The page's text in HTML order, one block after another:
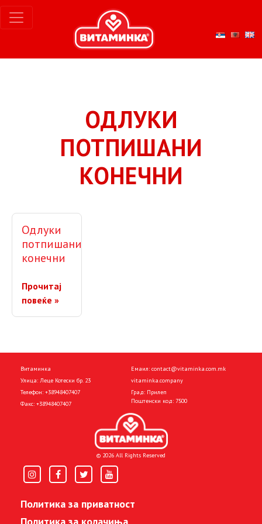
ОДЛУКИ
ПОТПИШАНИ
КОНЕЧНИ
Одлуки
потпишани
конечни
Прочитај
повеќе »
Витаминка
Улица: Леце Котески бр. 23
Телефон: +38948407407
Факс: +38948407407
Емаил: contact@vitaminka.com.mk
vitaminka.company
Град: Прилеп
Поштенски код: 7500
© 2026 All Rights Reserved
Политика за приватност
Политика за колачиња